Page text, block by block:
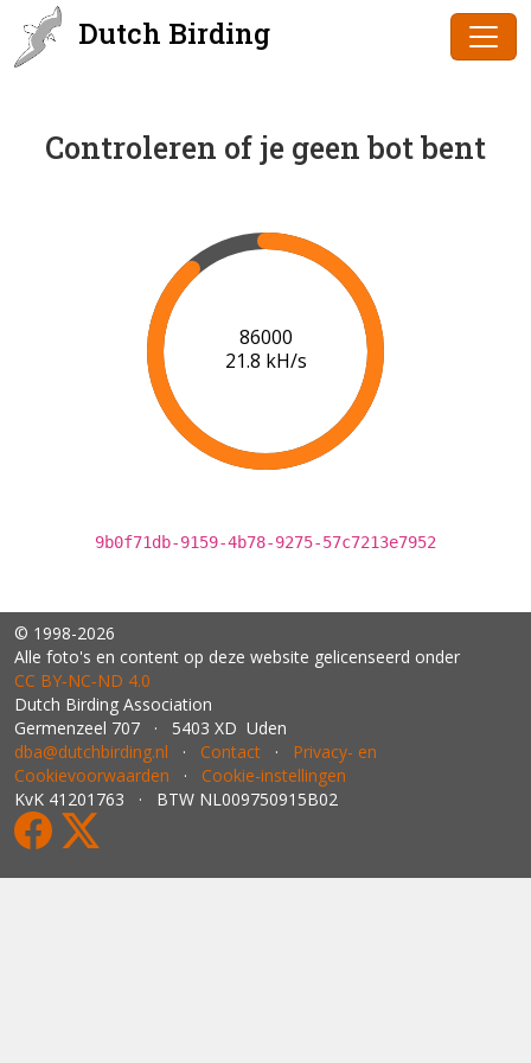
Dutch Birding
Controleren of je geen bot bent
86000
21.8 kH/s
9b0f71db-9159-4b78-9275-57c7213e7952
© 1998-2026
Alle foto's en content op deze website gelicenseerd onder
CC BY‑NC‑ND 4.0
Dutch Birding Association
Germenzeel 707 · 5403 XD Uden
dba@dutchbirding.nl · Contact · Privacy- en
Cookievoorwaarden · Cookie-instellingen
KvK 41201763 · BTW NL009750915B02